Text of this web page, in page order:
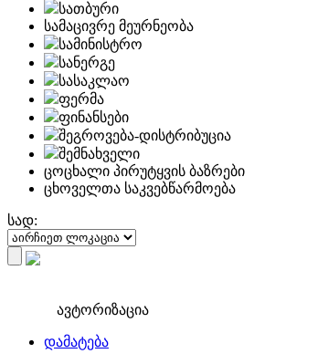
სათბური
სამაცივრე მეურნეობა
სამინისტრო
სანერგე
სასაკლაო
ფერმა
ფინანსები
შეგროვება-დისტრიბუცია
შემნახველი
ცოცხალი პირუტყვის ბაზრები
ცხოველთა საკვებწარმოება
სად:
ავტორიზაცია
დამატება